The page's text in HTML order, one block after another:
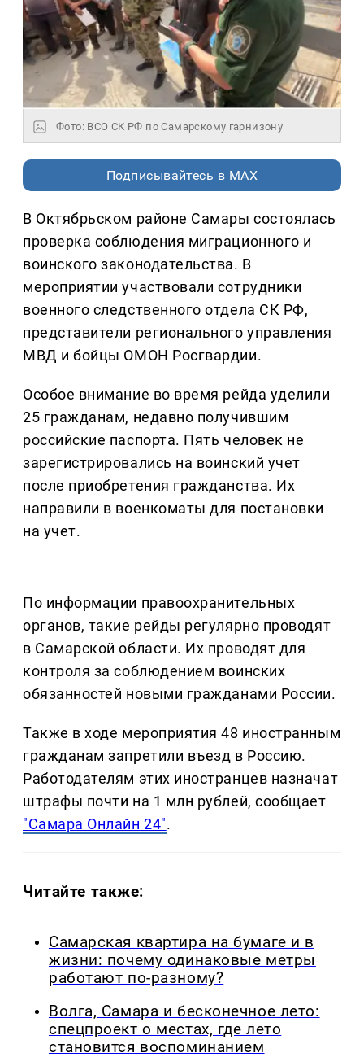
Фото: ВСО СК РФ по Самарскому гарнизону
Подписывайтесь в MAX
В Октябрьском районе Самары состоялась
проверка соблюдения миграционного и
воинского законодательства. В
мероприятии участвовали сотрудники
военного следственного отдела СК РФ,
представители регионального управления
МВД и бойцы ОМОН Росгвардии.
Особое внимание во время рейда уделили
25 гражданам, недавно получившим
российские паспорта. Пять человек не
зарегистрировались на воинский учет
после приобретения гражданства. Их
направили в военкоматы для постановки
на учет.
По информации правоохранительных
органов, такие рейды регулярно проводят
в Самарской области. Их проводят для
контроля за соблюдением воинских
обязанностей новыми гражданами России.
Также в ходе мероприятия 48 иностранным
гражданам запретили въезд в Россию.
Работодателям этих иностранцев назначат
штрафы почти на 1 млн рублей, сообщает
"Самара Онлайн 24".
Читайте также:
Самарская квартира на бумаге и в
жизни: почему одинаковые метры
работают по-разному?
Волга, Самара и бесконечное лето:
спецпроект о местах, где лето
становится воспоминанием